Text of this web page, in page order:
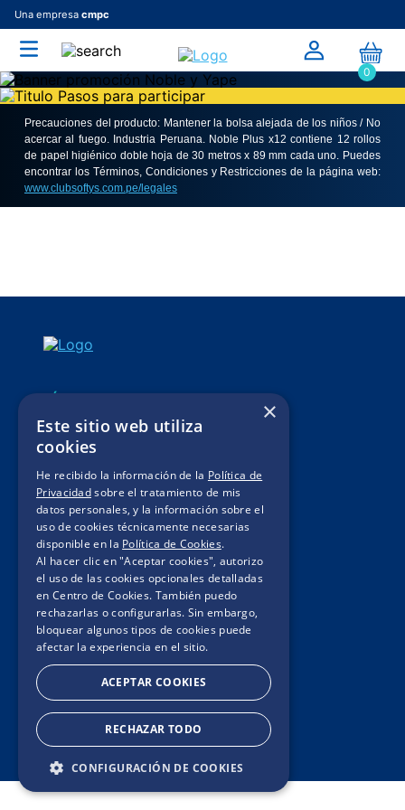
Una empresa cmpc
0
Precauciones del producto: Mantener la bolsa alejada de los niños / No
acercar al fuego. Industria Peruana. Noble Plus x12 contiene 12 rollos
de papel higiénico doble hoja de 30 metros x 89 mm cada uno. Puedes
encontrar los Términos, Condiciones y Restricciones de la página web:
www.clubsoftys.com.pe/legales
Mis pedidos
Legales de Campaña
Contacto
Términos y condiciones
Política de privacidad
Políticas de cookies
×
Este sitio web utiliza
cookies
He recibido la información de la Política de
Privacidadsobre el tratamiento de mis
datos personales, y la información sobre el
uso de cookies técnicamente necesarias
disponible en la Política de Cookies.
Al hacer clic en "Aceptar cookies", autorizo
el uso de las cookies opcionales detalladas
en Centro de Cookies. También puedo
rechazarlas o configurarlas. Sin embargo,
bloquear algunos tipos de cookies puede
afectar la experiencia en el sitio.
ACEPTAR COOKIES
RECHAZAR TODO
CONFIGURACIÓN DE COOKIES